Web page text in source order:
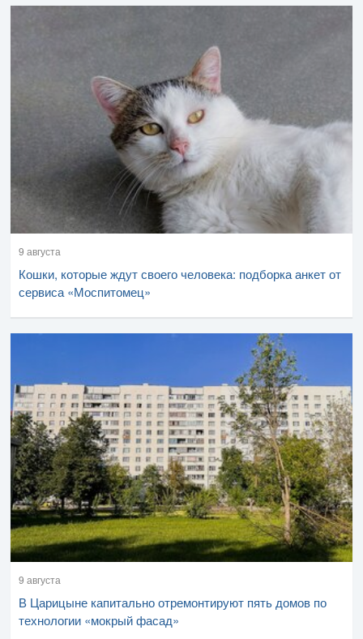
9 августа
Кошки, которые ждут своего человека: подборка анкет от
сервиса «Моспитомец»
9 августа
В Царицыне капитально отремонтируют пять домов по
технологии «мокрый фасад»